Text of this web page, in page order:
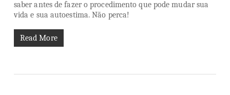
saber antes de fazer o procedimento que pode mudar sua
vida e sua autoestima. Não perca!
Read More